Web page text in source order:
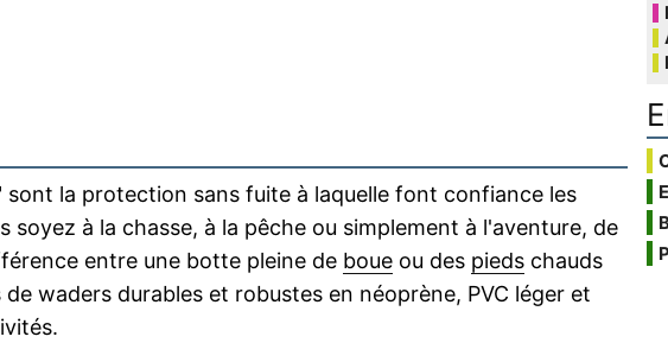
sont la protection sans fuite à laquelle font confiance les
soyez à la chasse, à la pêche ou simplement à l'aventure, de
entre une botte pleine de boue ou des pieds chauds
waders durables et robustes en néoprène, PVC léger et